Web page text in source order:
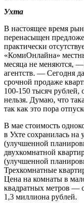
Ухта
В настоящее время
перенасыщен
практически
«КомиОнлайна»
месяца не меняются, —
агентств. — Сегодня
срочной продаже
100-150 тысяч рублей,
нельзя. Думаю, что
так как это пора
В мае стоимость
в Ухте сохранилась на
(улучшенной
двухкомнатной
(улучшенной
Трехкомнатные
Цена на комнаты в
квадратных метров —
1,3 миллиона рублей.